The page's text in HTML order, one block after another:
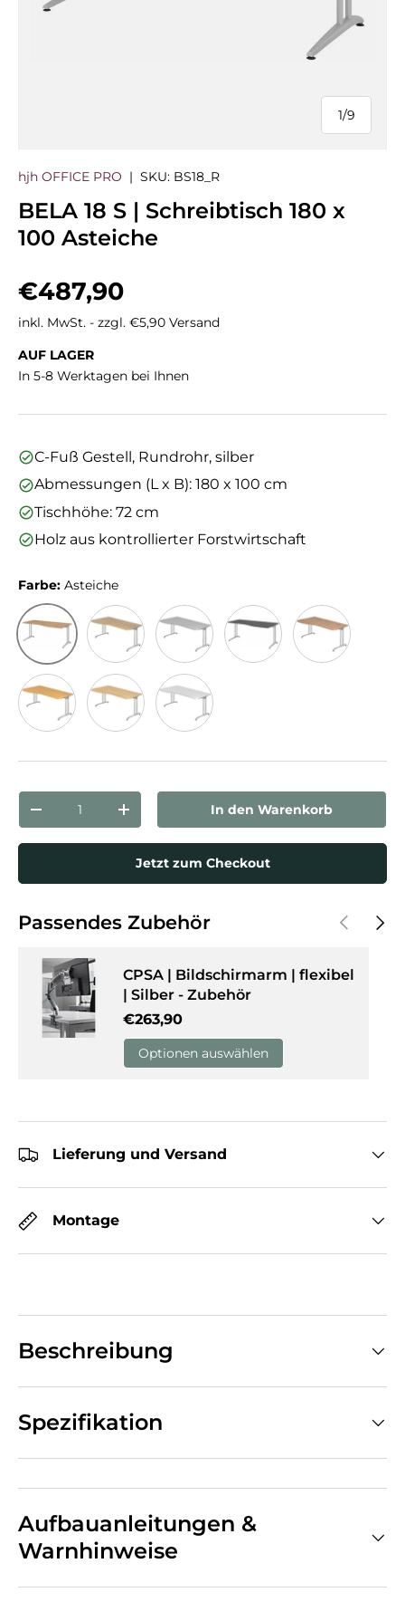
1/
von
9
hjh OFFICE PRO | SKU: BS18_R
BELA 18 S | Schreibtisch 180 x
100 Asteiche
Normaler Preis
€487,90
inkl. MwSt. - zzgl. €5,90 Versand
AUF LAGER
In 5-8 Werktagen bei Ihnen
C-Fuß Gestell, Rundrohr, silber
Abmessungen (L x B): 180 x 100 cm
Tischhöhe: 72 cm
Holz aus kontrollierter Forstwirtschaft
Farbe: Asteiche
Asteiche Eiche Grau
Anzahl
Menge verringernMenge erhöhenIn den Warenkorb
Jetzt zum Checkout
Passendes Zubehör Vorherige
CPSA | Bildschirmarm | flexibel
| Silber - Zubehör
Normaler Preis
€263,90
Optionen auswählen
Lieferung und Versand
Montage
Beschreibung
Spezifikation
Aufbauanleitungen &
Warnhinweise